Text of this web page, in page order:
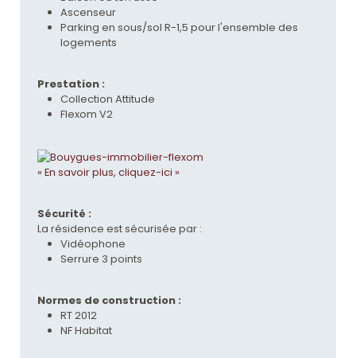
Ascenseur
Parking en sous/sol R-1,5 pour l'ensemble des
logements
Prestation :
Collection Attitude
Flexom V2
« En savoir plus, cliquez-ici »
Sécurité :
La résidence est sécurisée par :
Vidéophone
Serrure 3 points
Normes de construction :
RT 2012
NF Habitat